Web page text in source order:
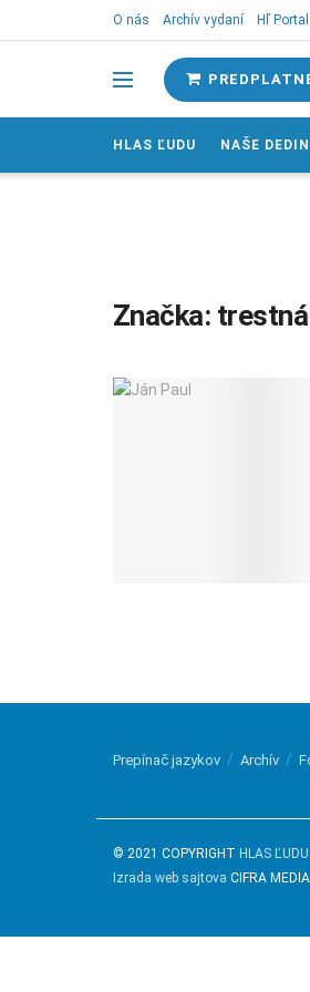
O nás Archív vydaní Hľ Portal
HLAS ĽUDU NAŠE
Značka:
Prepínač jazykov Archív
© 2021 COPYRIGHT HLAS ĽUDU
Izrada web sajtova CIFRA